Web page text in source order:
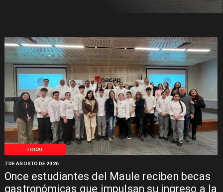
LOCAL
Once estudiantes del Maule reciben becas
gastronómicas que impulsan su ingreso a la
7 DE AGOSTO DE 2026